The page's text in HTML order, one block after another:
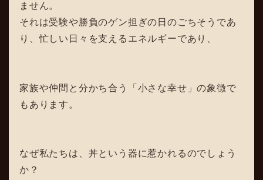
ません。
それは受験や勝負のゲン担ぎの日のごちそうであ
り、忙しい日々を支えるエネルギーであり、
家族や仲間と分かち合う「小さな幸せ」の象徴で
もあります。
なぜ私たちは、丼という器に惹かれるのでしょう
か？